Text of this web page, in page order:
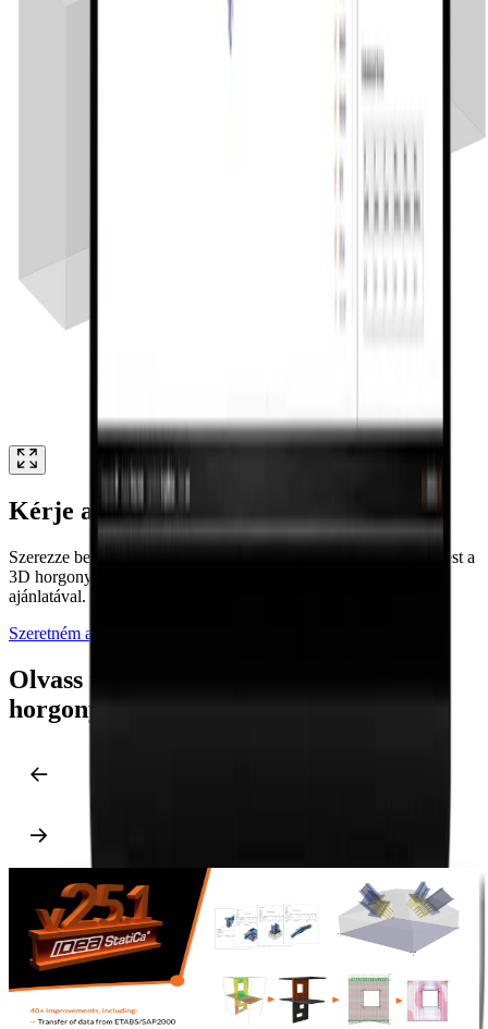
Kérje ajánlatát most!
Szerezze be az IDEA StatiCa 25.1-et, és nyisson teljes hozzáférést a
3D horgonyzáshoz – a talplemezdtől a vasalásig –, különleges
ajánlatával.
Szeretném az anchoring ajánlatomat
Olvass tovább az IDEA StatiCa
horgonyzástervezési lehetőségeiről
Steel
Concrete
Licensing
Release notes
Kiadási megjegyzések IDEA StatiCa 25.1